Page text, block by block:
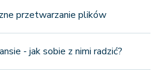
przetwarzanie plików
- jak sobie z nimi radzić?